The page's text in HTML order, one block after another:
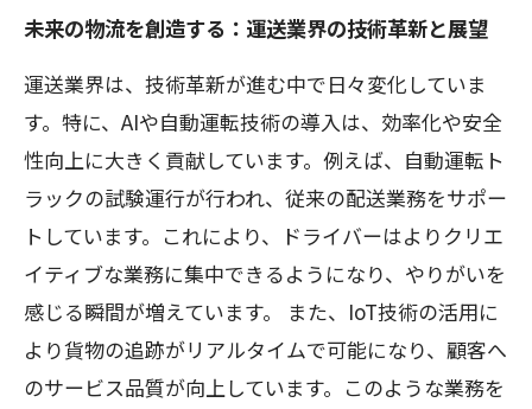
未来の物流を創造する：運送業界の技術革新と展望
運送業界は、技術革新が進む中で日々変化していま
す。特に、AIや自動運転技術の導入は、効率化や安全
性向上に大きく貢献しています。例えば、自動運転ト
ラックの試験運行が行われ、従来の配送業務をサポー
トしています。これにより、ドライバーはよりクリエ
イティブな業務に集中できるようになり、やりがいを
感じる瞬間が増えています。 また、IoT技術の活用に
より貨物の追跡がリアルタイムで可能になり、顧客へ
のサービス品質が向上しています。このような業務を